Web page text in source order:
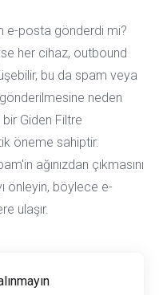
e-posta gönderdi mi?
her cihaz, outbound
bu da spam veya
gönderilmesine neden
Giden Filtre
öneme sahiptir.
ağınızdan çıkmasını
önleyin, böylece e-
ulaşır.